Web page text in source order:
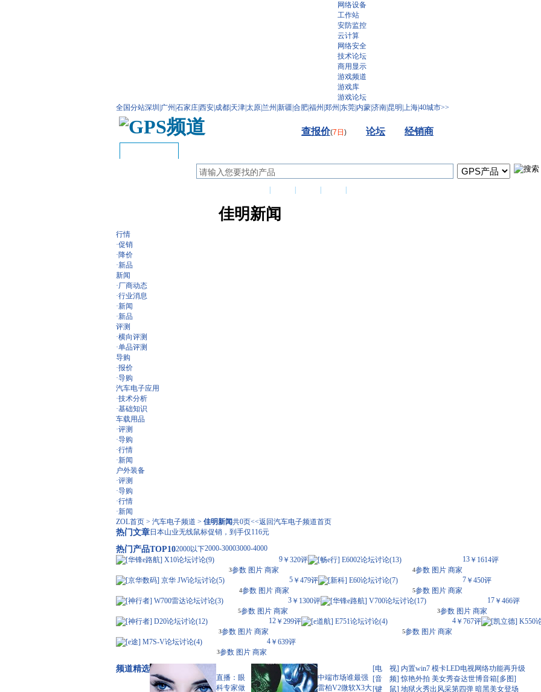
网络设备
工作站
安防监控
云计算
网络安全
技术论坛
商用显示
游戏频道
游戏库
游戏论坛
全国分站深圳 广州 石家庄西安 成都 天津太原 兰州 新疆 合肥福州 郑州 东莞 内蒙济南 昆明 上海40城市>>
查报价(7日 ) 论坛 经销商
佳明新闻
行情
·促销
·降价
·新品
新闻
·厂商动态
·行业消息
·新闻
·新品
评测
·横向评测
·单品评测
导购
·报价
·导购
汽车电子应用
·技术分析
·基础知识
车载用品
·评测
·导购
·行情
·新闻
户外装备
·评测
·导购
·行情
·新闻
ZOL首页 > 汽车电子频道 > 佳明新闻共0页<<返回汽车电子频道首页
热门文章日本山业无线鼠标促销，到手仅116元
热门产品TOP102000以下2000-30003000-4000
[华锋e路航] X10论坛讨论(9)
3参数 图片 商家
评
9 ￥320 [畅e行] E6002论坛讨论(13)
4参数 图片 商家
评
13 ￥1614
[京华数码] 京华 JW论坛讨论(5)
4参数 图片 商家
评
5 ￥479 [新科] E60论坛讨论(7)
5参数 图片 商家
评
7 ￥450
[神行者] W700雷达论坛讨论(3)
5参数 图片 商家
评
3 ￥1300 [华锋e路航] V700论坛讨论(17)
3参数 图片 商家
评
17 ￥466
[神行者] D20论坛讨论(12)
3参数 图片 商家
评
12 ￥299 [e道航] E751论坛讨论(4)
5参数 图片 商家
评
4 ￥767 [凯立德] K550
[e途] M7S-V论坛讨论(4)
3参数 图片 商家
评
4 ￥639
频道精选
直播：眼
科专家做
中端市场谁最强
雷柏V2微软X3大
[电 视] 内置win7 模卡LED电视网络功能再升级
[音 频] 惊艳外拍 美女秀奋达世博音箱[多图]
[键 鼠] 地狱火秀出风采第四弹 暗黑美女登场